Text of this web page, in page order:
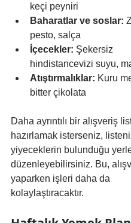
keçi peyniri
Baharatlar ve soslar:
pesto, salça
İçecekler: Şekersiz
hindistancevizi suyu,
Atıştırmalıklar: Kuru
bitter çikolata
Daha ayrıntılı bir alışveriş
hazırlamak isterseniz,
yiyeceklerin bulunduğu
düzenleyebilirsiniz. Bu,
yaparken işleri daha da
kolaylaştıracaktır.